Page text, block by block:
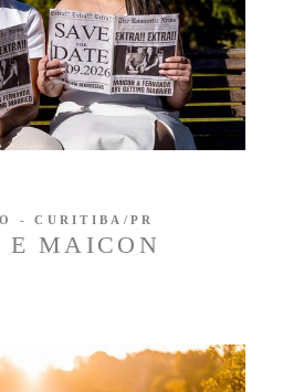
E MAICON
- CURITIBA/PR